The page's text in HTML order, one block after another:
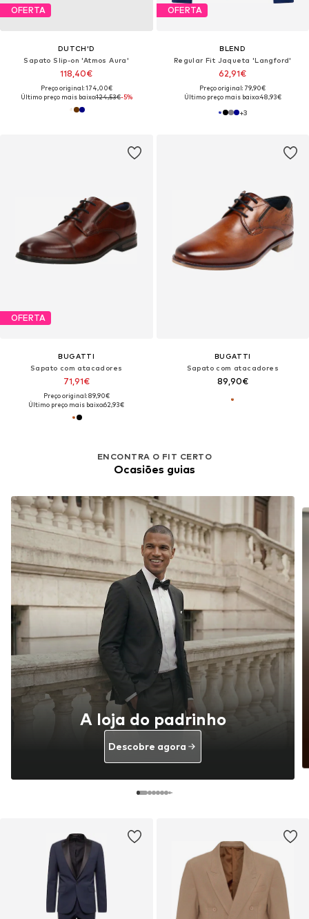
OFERTA
DUTCH'D
Sapato Slip-on 'Atmos Aura'
118,40€
Preço original: 174,00€
Último preço mais baixo:124,53€-5%
OFERTA
BLEND
Regular Fit Jaqueta 'Langford'
62,91€
Preço original: 79,90€
Último preço mais baixo:48,93€
+3
OFERTA
BUGATTI
Sapato com atacadores
71,91€
Preço original: 89,90€
Último preço mais baixo:62,93€
BUGATTI
Sapato com atacadores
89,90€
ENCONTRA O FIT CERTO
Ocasiões guias
A loja do padrinho
Descobre agora